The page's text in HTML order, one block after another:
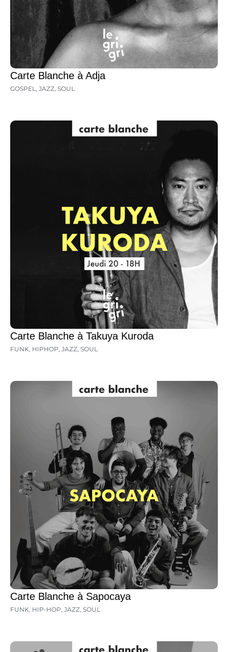
Carte Blanche à Adja
GOSPEL, JAZZ, SOUL
Carte Blanche à Takuya Kuroda
FUNK, HIPHOP, JAZZ, SOUL
Carte Blanche à Sapocaya
FUNK, HIP-HOP, JAZZ, SOUL